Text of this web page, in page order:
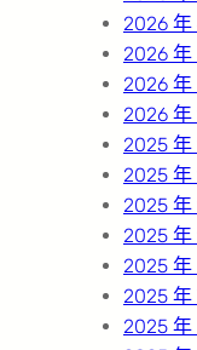
2026 年
2026 年
2026 年
2026 年
2025 年
2025 年
2025 年
2025 年
2025 年
2025 年
2025 年